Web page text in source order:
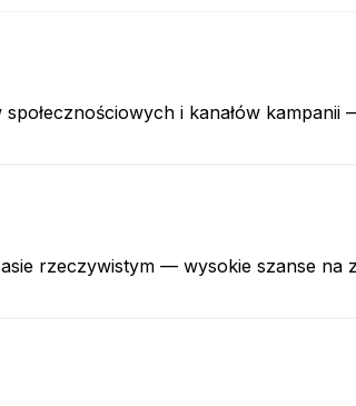
i kanałów
rzeczywistym — wysokie szanse